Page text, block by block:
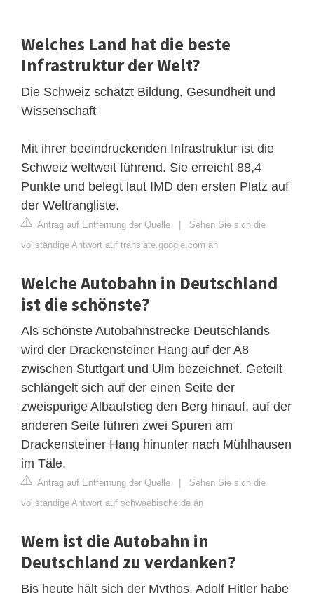
Welches Land hat die beste
Infrastruktur der Welt?
Die Schweiz schätzt Bildung, Gesundheit und
Wissenschaft
Mit ihrer beeindruckenden Infrastruktur ist die
Schweiz weltweit führend. Sie erreicht 88,4
Punkte und belegt laut IMD den ersten Platz auf
der Weltrangliste.
Antrag auf Entfernung der Quelle | Sehen Sie sich die
vollständige Antwort auf translate.google.com an
Welche Autobahn in Deutschland
ist die schönste?
Als schönste Autobahnstrecke Deutschlands
wird der Drackensteiner Hang auf der A8
zwischen Stuttgart und Ulm bezeichnet. Geteilt
schlängelt sich auf der einen Seite der
zweispurige Albaufstieg den Berg hinauf, auf der
anderen Seite führen zwei Spuren am
Drackensteiner Hang hinunter nach Mühlhausen
im Täle.
Antrag auf Entfernung der Quelle | Sehen Sie sich die
vollständige Antwort auf schwaebische.de an
Wem ist die Autobahn in
Deutschland zu verdanken?
Bis heute hält sich der Mythos, Adolf Hitler habe